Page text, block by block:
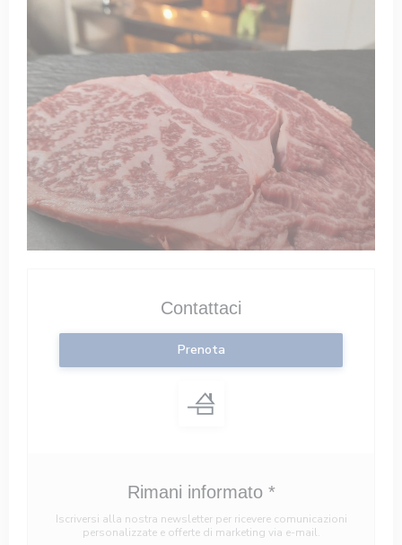
Contattaci
Prenota
Rimani informato *
Iscriversi alla nostra newsletter per ricevere comunicazioni
personalizzate e offerte di marketing via e-mail.